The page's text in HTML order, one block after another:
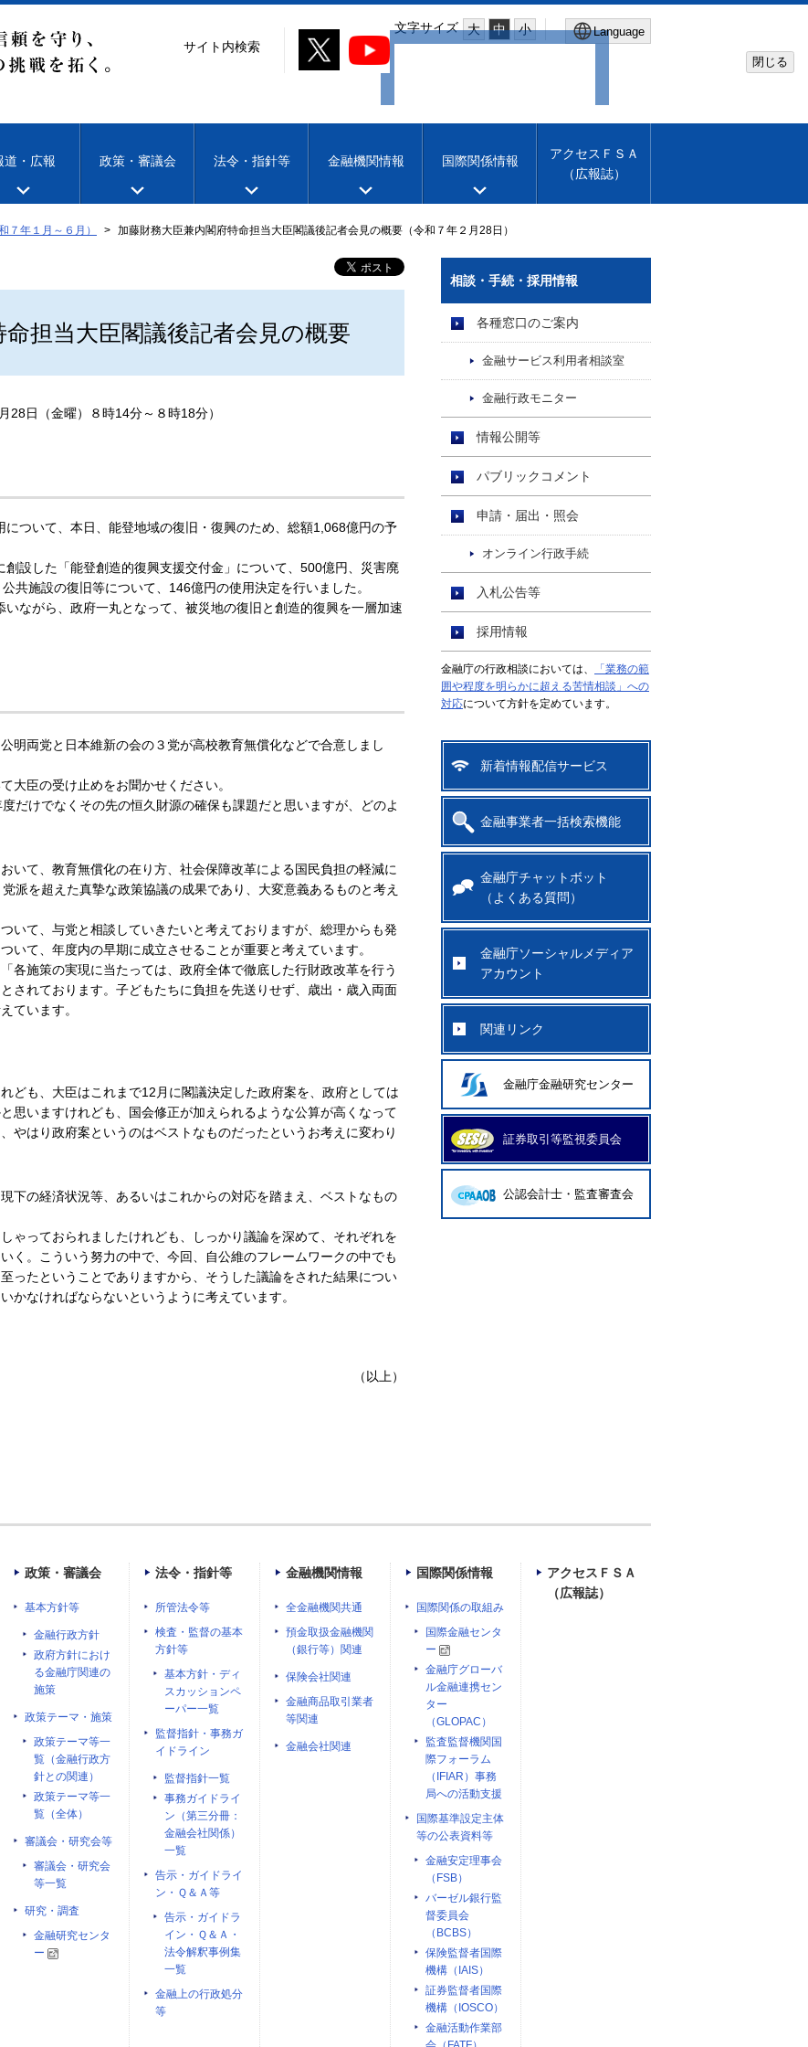
文字サイズ 大 中 小 Language
Machine translation
閉じる
サイト内検索
道・広報 政策・審議会 法令・指針等 金融機関情報 国際関係情報
アクセスＦＳＡ
（広報誌）
７年１月～６月） 加藤財務大臣兼内閣府特命担当大臣閣議後記者会見の概要（令和７年２月28日）
担当大臣閣議後記者会見の概要
28日（金曜）８時14分～８時18分）
ついて、本日、能登地域の復旧・復興のため、総額1,068億円の予
設した「能登創造的復興支援交付金」について、500億円、災害廃
共施設の復旧等について、146億円の使用決定を行いました。
ながら、政府一丸となって、被災地の復旧と創造的復興を一層加速
明両党と日本維新の会の３党が高校教育無償化などで合意しまし
大臣の受け止めをお聞かせください。
だけでなくその先の恒久財源の確保も課題だと思いますが、どのよ
いて、教育無償化の在り方、社会保障改革による国民負担の軽減に
派を超えた真摯な政策協議の成果であり、大変意義あるものと考え
いて、与党と相談していきたいと考えておりますが、総理からも発
いて、年度内の早期に成立させることが重要と考えています。
各施策の実現に当たっては、政府全体で徹底した行財政改革を行う
されております。子どもたちに負担を先送りせず、歳出・歳入両面
ています。
ども、大臣はこれまで12月に閣議決定した政府案を、政府としては
思いますけれども、国会修正が加えられるような公算が高くなって
やはり政府案というのはベストなものだったというお考えに変わり
下の経済状況等、あるいはこれからの対応を踏まえ、ベストなもの
ゃっておられましたけれども、しっかり議論を深めて、それぞれを
く。こういう努力の中で、今回、自公維のフレームワークの中でも
ったということでありますから、そうした議論をされた結果につい
かなければならないというように考えています。
（以上）
相談・手続・採用情報
各種窓口のご案内
金融サービス利用者相談室
金融行政モニター
情報公開等
パブリックコメント
申請・届出・照会
オンライン行政手続
入札公告等
採用情報
金融庁の行政相談においては、
「業務の範
囲や程度を明らかに超える苦情相談」への
対応について方針を定めています。
新着情報配信サービス
金融事業者一括検索機能
金融庁チャットボット
（よくある質問）
金融庁ソーシャルメディア
アカウント
関連リンク
金融庁金融研究センター
証券取引等監視委員会
公認会計士・監査審査会
政策・審議会
基本方針等
金融行政方針
政府方針におけ
る金融庁関連の
施策
政策テーマ・施策
政策テーマ等一
覧（金融行政方
針との関連）
政策テーマ等一
覧（全体）
審議会・研究会等
審議会・研究会
等一覧
研究・調査
金融研究センタ
ー
法令・指針等
所管法令等
検査・監督の基本
方針等
基本方針・ディ
スカッションペ
ーパー一覧
監督指針・事務ガ
イドライン
監督指針一覧
事務ガイドライ
ン（第三分冊：
金融会社関係）
一覧
告示・ガイドライ
ン・Ｑ＆Ａ等
告示・ガイドラ
イン・Ｑ＆Ａ・
法令解釈事例集
一覧
金融上の行政処分
等
金融機関情報
全金融機関共通
預金取扱金融機関
（銀行等）関連
保険会社関連
金融商品取引業者
等関連
金融会社関連
国際関係情報
国際関係の取組み
国際金融センタ
ー
金融庁グローバ
ル金融連携セン
ター
（GLOPAC）
監査監督機関国
際フォーラム
（IFIAR）事務
局への活動支援
国際基準設定主体
等の公表資料等
金融安定理事会
（FSB）
バーゼル銀行監
督委員会
（BCBS）
保険監督者国際
機構（IAIS）
証券監督者国際
機構（IOSCO）
金融活動作業部
アクセスＦＳＡ
（広報誌）